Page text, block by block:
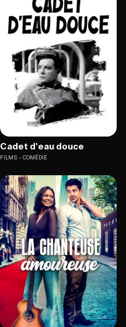
Cadet d'eau douce
FILMS COMÉDIE